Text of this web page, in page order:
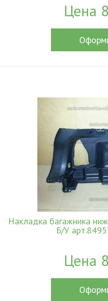
Цена
Накладка багажника
Б/У
Цена